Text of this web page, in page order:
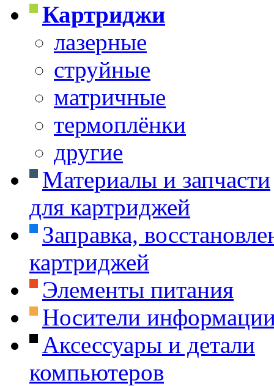
Картриджи
лазерные
струйные
матричные
термоплёнки
другие
Материалы и запчасти
для картриджей
Заправка,
картриджей
Элементы питания
Носители
Аксессуары и детали
компьютеров